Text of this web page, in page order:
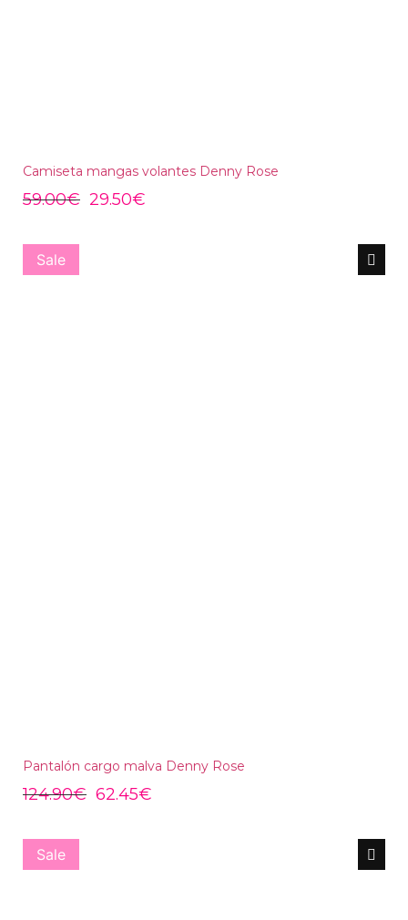
Camiseta mangas volantes Denny Rose
59.00€ 29.50€
Sale
Pantalón cargo malva Denny Rose
124.90€ 62.45€
Sale